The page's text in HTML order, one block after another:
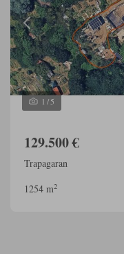
1 /5
129.500 €
Trapagaran
1254 m2